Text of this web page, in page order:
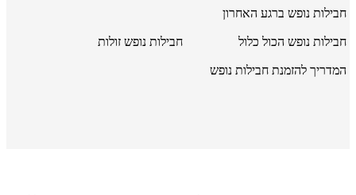
חבילות נופש ברגע האחרון
חבילות נופש הכול כלול חבילות נופש זולות
המדריך להזמנת חבילות נופש